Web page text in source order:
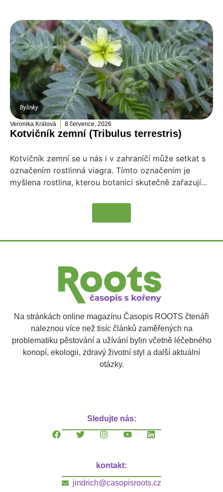
Bylinky
Veronika Králová 8 července, 2026
Kotvičník zemní (Tribulus terrestris)
Kotvičník zemní se u nás i v zahraníčí může setkat s
označením rostlinná viagra. Tímto označením je
myšlena rostlina, kterou botanici skutečně zařazují...
Na stránkách online magazínu Časopis ROOTS čtenáři
naleznou více než tisíc článků zaměřených na
problematiku pěstování a užívání bylin včetně léčebného
konopí, ekologii, zdravý životní styl a další aktuální
otázky.
Sledujte nás:
kontakt:
jindrich@casopisroots.cz